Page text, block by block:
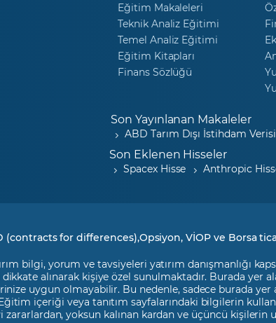
Eğitim Makaleleri
Teknik Analiz Eğitimi
Temel Analiz Eğitimi
Eğitim Kitapları
Finans Sözlüğü
Son Yayınlanan Makaleler
ABD Tarım Dışı İstihdam
Son Eklenen Hisseler
Spacex Hisse Anthropic
(contracts for differences),Opsiyon, VİOP ve Borsa
bilgi, yorum ve tavsiyeleri yatırım danışmanlığı
alınarak kişiye özel sunulmaktadır. Burada
uygun olmayabilir. Bu nedenle, sadece burada
içeriği veya tanıtım sayfalarındaki bilgilerin
zararlardan, yoksun kalınan kardan ve üçüncü